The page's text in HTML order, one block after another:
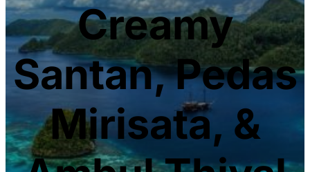
Creamy
Santan, Pedas
Mirisata, &